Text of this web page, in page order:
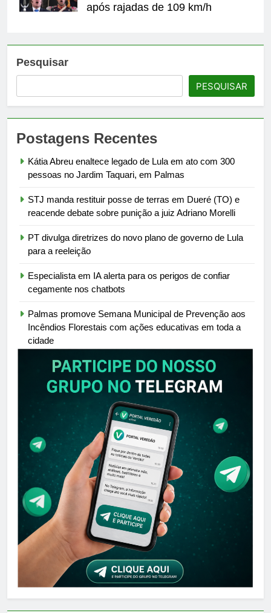
após rajadas de 109 km/h
Pesquisar
PESQUISAR
Postagens Recentes
Kátia Abreu enaltece legado de Lula em ato com 300
pessoas no Jardim Taquari, em Palmas
STJ manda restituir posse de terras em Dueré (TO) e
reacende debate sobre punição a juiz Adriano Morelli
PT divulga diretrizes do novo plano de governo de Lula
para a reeleição
Especialista em IA alerta para os perigos de confiar
cegamente nos chatbots
Palmas promove Semana Municipal de Prevenção aos
Incêndios Florestais com ações educativas em toda a
cidade